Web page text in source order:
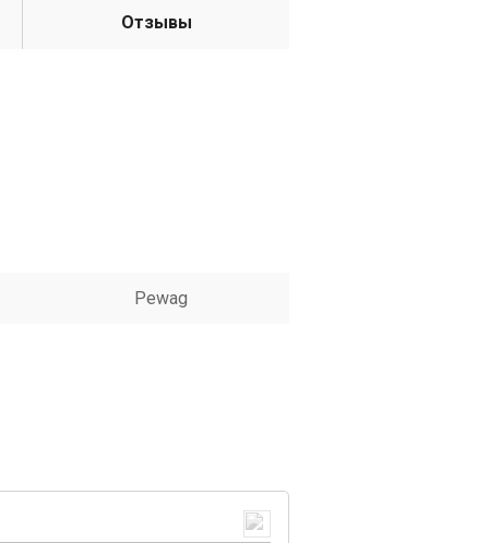
Отзывы
Pewag